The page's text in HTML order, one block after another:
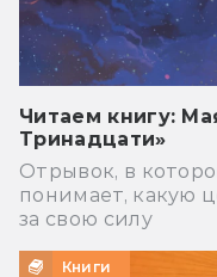
Читаем книгу:
Тринадцати»
Отрывок, в
понимает, какую
за свою силу
Книги